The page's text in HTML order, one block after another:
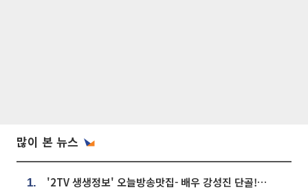
많이 본 뉴스
1. '2TV 생생정보' 오늘방송맛집- 배우 강성진 단골! 쌀국수ㆍ푸팟퐁 커리 맛집 '블○○○'